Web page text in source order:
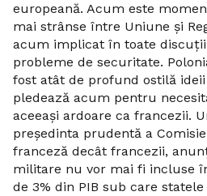
europeană. Acum este
mai strânse între Uniune și
acum implicat în toate
probleme de securitate.
fost atât de profund ostilă
pledează acum pentru
aceeași ardoare ca francezii.
președinta prudentă a
franceză decât francezii,
militare nu vor mai fi incluse
de 3% din PIB sub care